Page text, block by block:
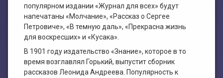
популярном издании «Журнал для всех» будут
напечатаны «Молчание», «Рассказ о Сергее
Петровиче», «В темную даль», «Прекрасна жизнь
для воскресших» и «Кусака».
В 1901 году издательство «Знание», которое в то
время возглавлял Горький, выпустит сборник
рассказов Леонида Андреева. Популярность к